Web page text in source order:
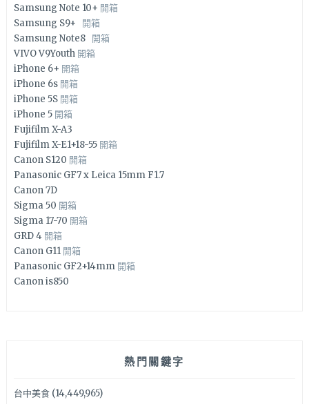
Samsung Note 10+ 開箱
Samsung S9+ 開箱
Samsung Note8 開箱
VIVO V9Youth 開箱
iPhone 6+ 開箱
iPhone 6s 開箱
iPhone 5S 開箱
iPhone 5 開箱
Fujifilm X-A3
Fujifilm X-E1+18-55 開箱
Canon S120 開箱
Panasonic GF7 x Leica 15mm F1.7
Canon 7D
Sigma 50 開箱
Sigma 17-70 開箱
GRD 4 開箱
Canon G11 開箱
Panasonic GF2+14mm 開箱
Canon is850
熱門關鍵字
台中美食(14,449,965)